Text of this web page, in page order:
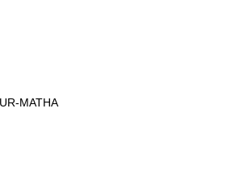
MATHA